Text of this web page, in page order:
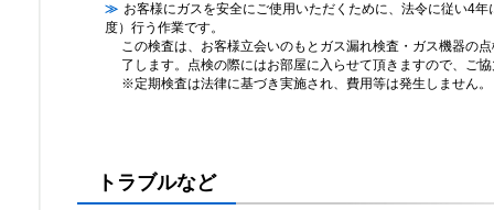
お客様にガスを安全にご使用いただくために、法令に従い4
度）行う作業です。
この検査は、お客様立会いのもとガス漏れ検査・ガス機器の
了します。点検の際にはお部屋に入らせて頂きますので、ご
※定期検査は法律に基づき実施され、費用等は発生しません。
トラブルなど